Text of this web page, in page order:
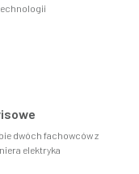
dwóch fachowców z
elektryka